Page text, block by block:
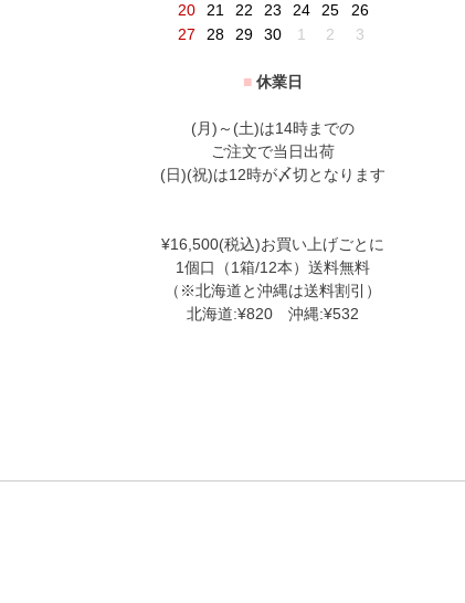
20
21 22 23 24 25
26
27
28 29 30 1 2 3
■ 休業日
(月)～(土)は14時までの
ご注文で当日出荷
(日)(祝)は12時が〆切となります
¥16,500(税込)お買い上げごとに
1個口（1箱/12本）送料無料
（※北海道と沖縄は送料割引）
北海道:¥820 沖縄:¥532